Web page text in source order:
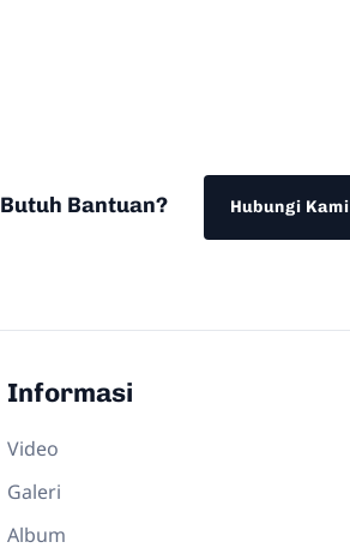
Butuh Bantuan? Hubungi Kami
Informasi
Video
Galeri
Album